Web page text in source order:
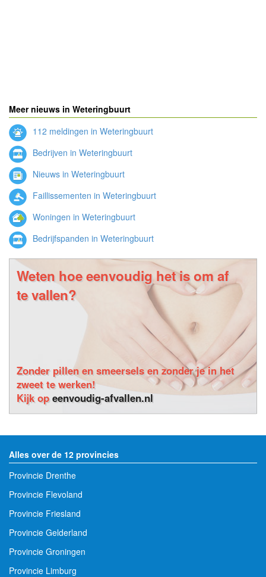
Meer nieuws in Weteringbuurt
112 meldingen in Weteringbuurt
Bedrijven in Weteringbuurt
Nieuws in Weteringbuurt
Faillissementen in Weteringbuurt
Woningen in Weteringbuurt
Bedrijfspanden in Weteringbuurt
Weten hoe eenvoudig het is om af
te vallen?
Zonder pillen en smeersels en zonder je in het
zweet te werken!
Kijk opeenvoudig-afvallen.nl
Alles over de 12 provincies
Provincie Drenthe
Provincie Flevoland
Provincie Friesland
Provincie Gelderland
Provincie Groningen
Provincie Limburg